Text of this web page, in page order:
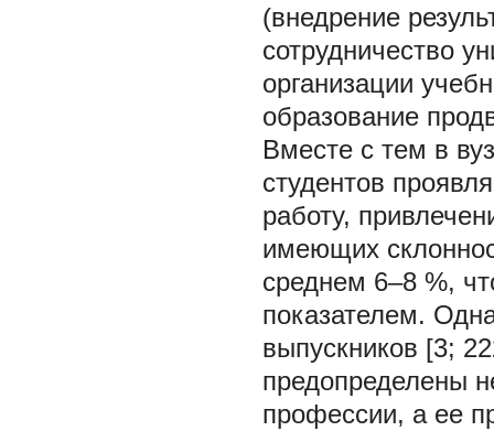
(внедрение
сотрудничество
организации
образование
Вместе с тем в
студентов
работу,
имеющих
среднем 6–8 %,
показателем.
выпускников [3;
предопределены
профессии, а ее